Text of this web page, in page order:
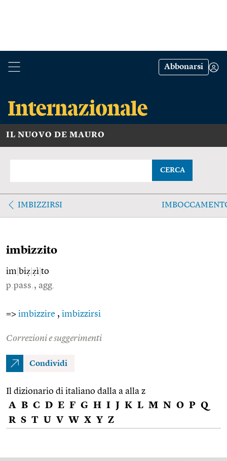
Abbonarsi
IL NUOVO DE MAURO
CERCA
IMBIZZIRSI
imbizzito
im biẓ ẓì to
p.pass., agg.
=> imbizzire , imbizzirsi
Correzioni e suggerimenti
Condividi
Il dizionario di italiano dalla a alla z
A B C D E F G H I J K L M N O P Q
R S T U V W X Y Z